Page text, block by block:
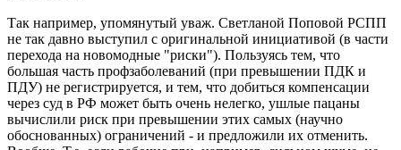
Так например, упомянутый уваж. Светланой Поповой РСПП
не так давно выступил с оригинальной инициативой (в части
перехода на новомодные "риски"). Пользуясь тем, что
большая часть профзаболеваний (при превышении ПДК и
ПДУ) не регистрируется, и тем, что добиться компенсации
через суд в РФ может быть очень нелегко, ушлые пацаны
вычислили риск при превышении этих самых (научно
обоснованных) ограничений - и предложили их отменить.